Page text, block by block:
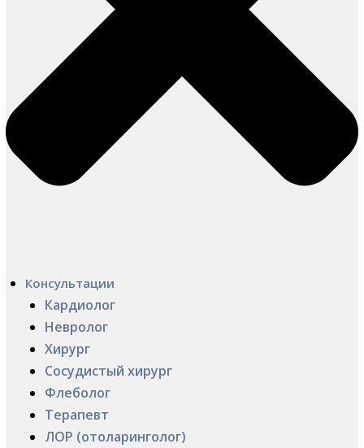
Консультации
Кардиолог
Невролог
Хирург
Сосудистый хирург
Флеболог
Терапевт
ЛОР (отоларинголог)